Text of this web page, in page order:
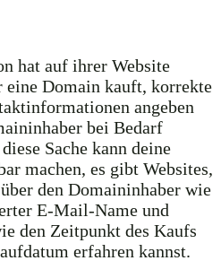
hat auf ihrer Website
eine Domain kauft, korrekte
angeben
bei Bedarf
Sache kann deine
machen, es gibt Websites,
den Domaininhaber wie
E-Mail-Name und
den Zeitpunkt des Kaufs
erfahren kannst.